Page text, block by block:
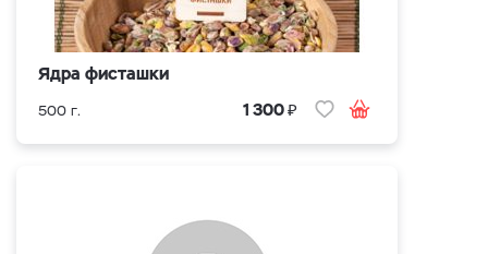
Ядра фисташки
500 г. 1 300₽